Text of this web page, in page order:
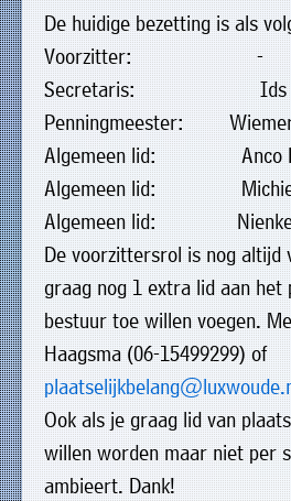
De huidige bezetting is als
Voorzitter: -
Secretaris: Ids de
Penningmeester: Wiemer
Algemeen lid: Anco
Algemeen lid: Michiel
Algemeen lid: Nienke
De voorzittersrol is nog altijd
graag nog 1 extra lid aan het
bestuur toe willen voegen.
Haagsma (06-15499299) of
Ook als je graag lid van
willen worden maar niet per
ambieert. Dank!
Nieuwsbrieven
gemeente
Opsterland